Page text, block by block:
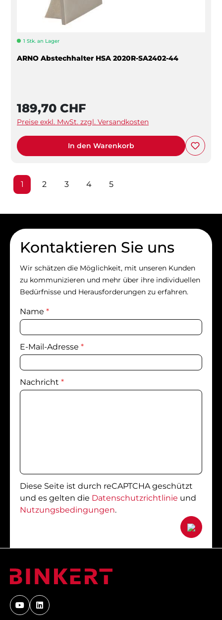
1 Stk. an Lager
ARNO Abstechhalter HSA 2020R-SA2402-44
189,70 CHF
Preise exkl. MwSt. zzgl. Versandkosten
In den Warenkorb
Seite
1 Seite
2 Seite
3 Seite
4 Seite
5
Kontaktieren Sie uns
Wir schätzen die Möglichkeit, mit unseren Kunden
zu kommunizieren und mehr über ihre individuellen
Bedürfnisse und Herausforderungen zu erfahren.
Name *
E-Mail-Adresse *
Nachricht *
Diese Seite ist durch reCAPTCHA geschützt
und es gelten die Datenschutzrichtlinie und
Nutzungsbedingungen.